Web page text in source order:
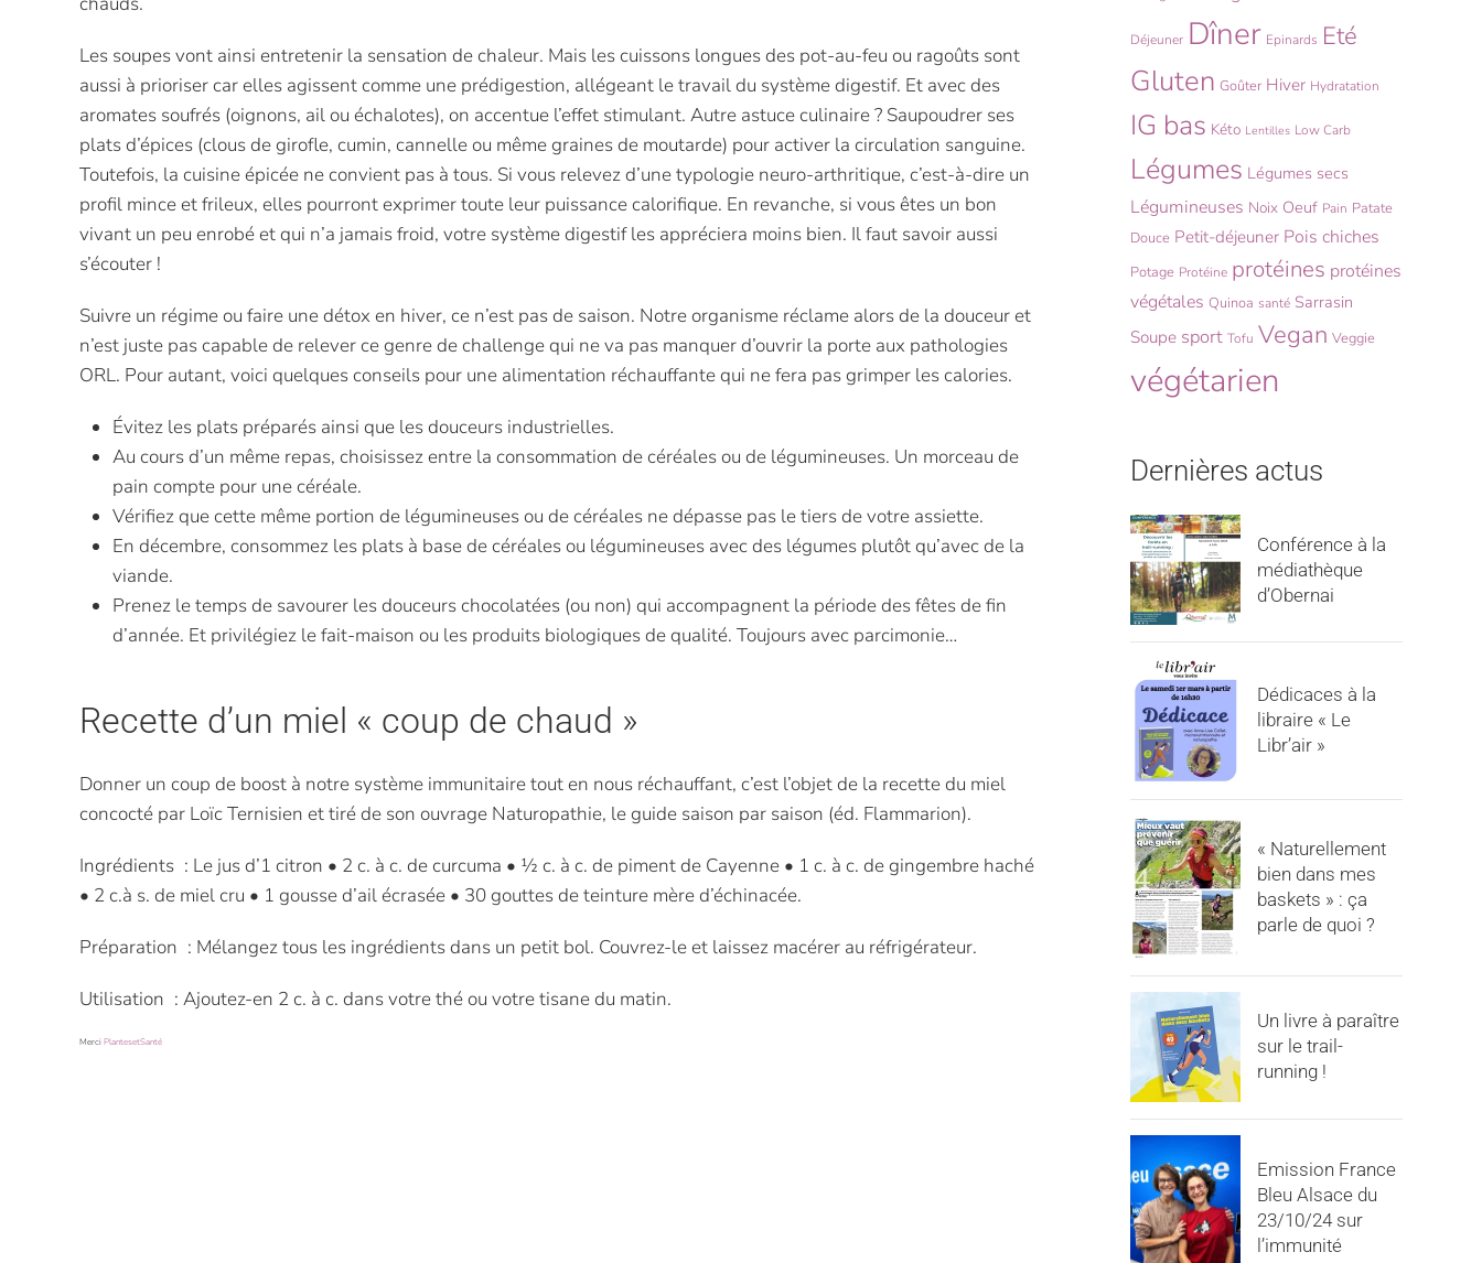
Les soupes vont ainsi entretenir la sensation de chaleur. Mais les cuissons longues des pot-au-feu ou ragoûts sont
aussi à prioriser car elles agissent comme une prédigestion, allégeant le travail du système digestif. Et avec des
aromates soufrés (oignons, ail ou échalotes), on accentue l’effet stimulant. Autre astuce culinaire ? Saupoudrer ses
plats d’épices (clous de girofle, cumin, cannelle ou même graines de moutarde) pour activer la circulation sanguine.
Toutefois, la cuisine épicée ne convient pas à tous. Si vous relevez d’une typologie neuro-arthritique, c’est-à-dire un
profil mince et frileux, elles pourront exprimer toute leur puissance calorifique. En revanche, si vous êtes un bon
vivant un peu enrobé et qui n’a jamais froid, votre système digestif les appréciera moins bien. Il faut savoir aussi
s’écouter !
Suivre un régime ou faire une détox en hiver, ce n’est pas de saison. Notre organisme réclame alors de la douceur et
n’est juste pas capable de relever ce genre de challenge qui ne va pas manquer d’ouvrir la porte aux pathologies
ORL. Pour autant, voici quelques conseils pour une alimentation réchauffante qui ne fera pas grimper les calories.
Évitez les plats préparés ainsi que les douceurs industrielles.
Au cours d’un même repas, choisissez entre la consommation de céréales ou de légumineuses. Un morceau de
pain compte pour une céréale.
Vérifiez que cette même portion de légu­mineuses ou de céréales ne dépasse pas le tiers de votre assiette.
En décembre, consommez les plats à base de céréales ou légumineuses avec des légumes plutôt qu’avec de la
viande.
Prenez le temps de savourer les douceurs chocolatées (ou non) qui accompagnent la période des fêtes de fin
d’année. Et privilégiez le fait-maison ou les produits biologiques de qualité. Toujours avec parcimonie…
Recette d’un miel « coup de chaud »
Donner un coup de boost à notre système immunitaire tout en nous réchauffant, c’est l’objet de la recette du miel
concocté par Loïc Ternisien et tiré de son ouvrage Naturopathie, le guide saison par saison (éd. Flammarion).
Ingrédients : Le jus d’1 citron • 2 c. à c. de curcuma • ½ c. à c. de piment de Cayenne • 1 c. à c. de gingembre haché
• 2 c.à s. de miel cru • 1 gousse d’ail écrasée • 30 gouttes de teinture mère d’échinacée.
Préparation : Mélangez tous les ingrédients dans un petit bol. Couvrez-le et laissez macérer au réfrigérateur.
Utilisation : Ajoutez-en 2 c. à c. dans votre thé ou votre tisane du matin.
MerciPlantesetSanté
Déjeuner Dîner Epinards Eté
Gluten Goûter Hiver Hydratation
IG bas Kéto Lentilles Low Carb
Légumes Légumes secs
Légumineuses Noix Oeuf Pain Patate
Douce Petit-déjeuner Pois chiches
Potage Protéine protéines protéines
végétales Quinoa santé Sarrasin
Soupe sport Tofu Vegan Veggie
végétarien
Dernières actus
Conférence à la
médiathèque
d’Obernai
Dédicaces à la
libraire « Le
Libr’air »
« Naturellement
bien dans mes
baskets » : ça
parle de quoi ?
Un livre à paraître
sur le trail-
running !
Emission France
Bleu Alsace du
23/10/24 sur
l’immunité